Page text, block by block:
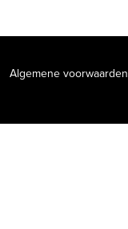
Algemene voorwaarden